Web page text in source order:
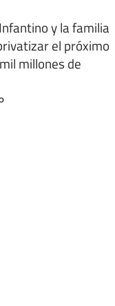
y la familia
el próximo
millones de